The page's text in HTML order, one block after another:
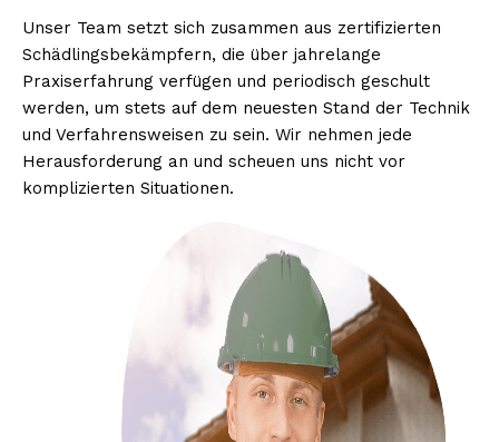
Unser Team setzt sich zusammen aus zertifizierten
Schädlingsbekämpfern, die über jahrelange
Praxiserfahrung verfügen und periodisch geschult
werden, um stets auf dem neuesten Stand der Technik
und Verfahrensweisen zu sein. Wir nehmen jede
Herausforderung an und scheuen uns nicht vor
komplizierten Situationen.